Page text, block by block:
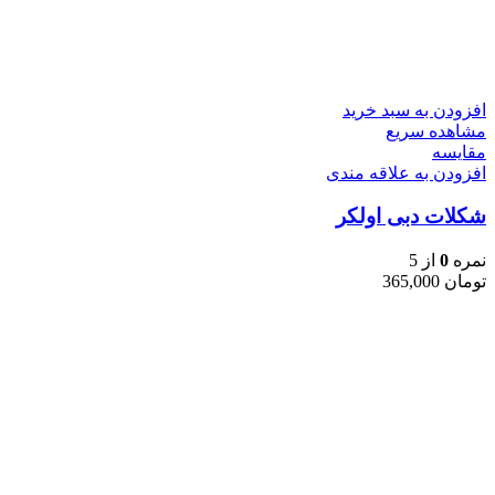
افزودن به سبد خرید
مشاهده سریع
مقایسه
افزودن به علاقه مندی
شکلات دبی اولکر
نمره 0 از 5
تومان